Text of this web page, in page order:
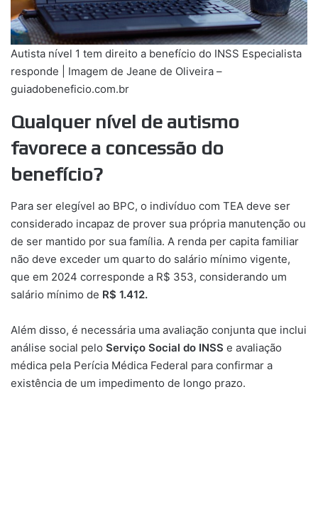
Autista nível 1 tem direito a benefício do INSS Especialista
responde | Imagem de Jeane de Oliveira –
guiadobeneficio.com.br
Qualquer nível de autismo
favorece a concessão do
benefício?
Para ser elegível ao BPC, o indivíduo com TEA deve ser
considerado incapaz de prover sua própria manutenção ou
de ser mantido por sua família. A renda per capita familiar
não deve exceder um quarto do salário mínimo vigente,
que em 2024 corresponde a R$ 353, considerando um
salário mínimo de R$ 1.412.
Além disso, é necessária uma avaliação conjunta que inclui
análise social pelo Serviço Social do INSS e avaliação
médica pela Perícia Médica Federal para confirmar a
existência de um impedimento de longo prazo.